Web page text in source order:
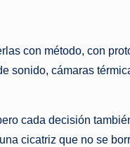
con método, con
cámaras
cada decisión
cicatriz que no se